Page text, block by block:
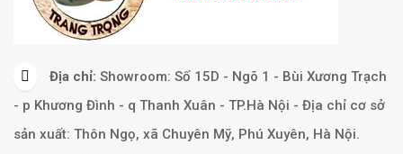
Địa chỉ: Showroom: Số 15D - Ngõ 1 - Bùi Xương Trạch
- p Khương Đình - q Thanh Xuân - TP.Hà Nội - Địa chỉ cơ sở
sản xuất: Thôn Ngọ, xã Chuyên Mỹ, Phú Xuyên, Hà Nội.